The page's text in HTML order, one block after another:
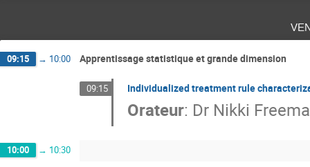
09:15 → 10:00 Apprentissage statistique et grande dimension
09:15 Individualized treatment rule
Orateur: Dr Nikki
10:00 → 10:30